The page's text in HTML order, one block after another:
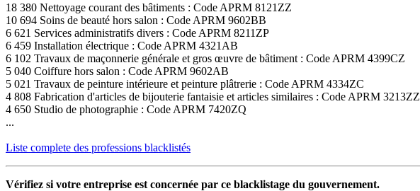
18 380 Nettoyage courant des bâtiments : Code APRM 8121ZZ
10 694 Soins de beauté hors salon : Code APRM 9602BB
6 621 Services administratifs divers : Code APRM 8211ZP
6 459 Installation électrique : Code APRM 4321AB
6 102 Travaux de maçonnerie générale et gros œuvre de bâtiment : Code APRM 4399CZ
5 040 Coiffure hors salon : Code APRM 9602AB
5 021 Travaux de peinture intérieure et peinture plâtrerie : Code APRM 4334ZC
4 808 Fabrication d'articles de bijouterie fantaisie et articles similaires : Code APRM 3213ZZ
4 650 Studio de photographie : Code APRM 7420ZQ
...
Liste complete des professions blacklistés
Vérifiez si votre entreprise est concernée par ce blacklistage du gouvernement.